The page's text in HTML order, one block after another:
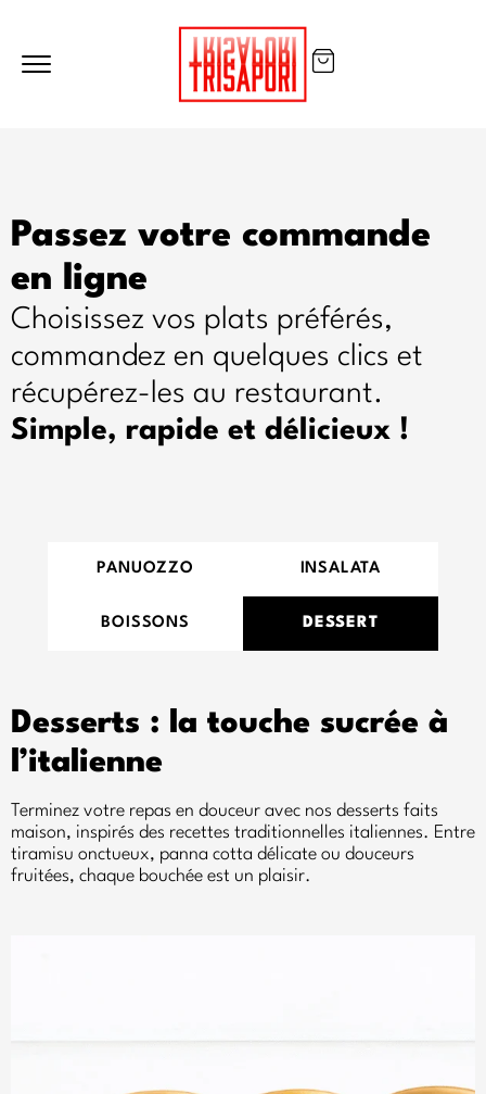
Passez votre commande
en ligne
Choisissez vos plats préférés,
commandez en quelques clics et
récupérez-les au restaurant.
Simple, rapide et délicieux !
PANUOZZO INSALATA
BOISSONS DESSERT
Desserts : la touche sucrée à
l’italienne
Terminez votre repas en douceur avec nos desserts faits
maison, inspirés des recettes traditionnelles italiennes. Entre
tiramisu onctueux, panna cotta délicate ou douceurs
fruitées, chaque bouchée est un plaisir.